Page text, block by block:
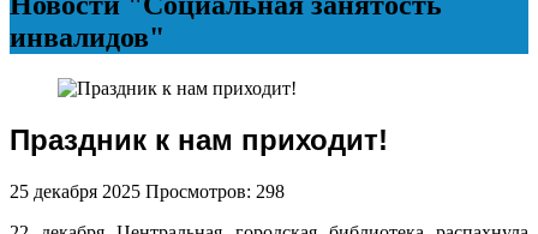
инвалидов"
Праздник к нам приходит!
25 декабря 2025 Просмотров: 298